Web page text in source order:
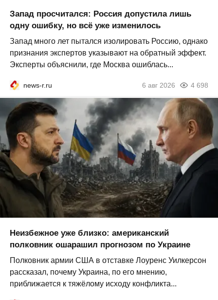
Запад просчитался: Россия допустила лишь
одну ошибку, но всё уже изменилось
Запад много лет пытался изолировать Россию, однако
признания экспертов указывают на обратный эффект.
Эксперты объяснили, где Москва ошиблась...
news-r.ru 6 авг 2026 4 698
Неизбежное уже близко: американский
полковник ошарашил прогнозом по Украине
Полковник армии США в отставке Лоуренс Уилкерсон
рассказал, почему Украина, по его мнению,
приближается к тяжёлому исходу конфликта...